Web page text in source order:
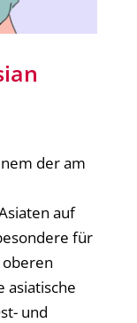
der am
auf
für
asiatische
und